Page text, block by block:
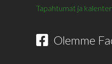
Tapahtumat ja
Olemme